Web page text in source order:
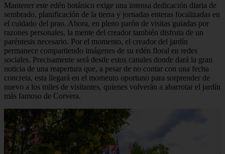
Mantener este edén botánico exige una intensa dedicación diaria de
sembrado, planificación de la tierra y jornadas enteras focalizadas en
el cuidado del prao. Ahora, en pleno parón de visitas guiadas por
razones personales, la mente del creador también disfruta de un
paréntesis necesario. Por el momento, el creador del jardín
permanece compartiendo imágenes de su edén floral en redes
sociales. Precisamente será desde estos canales donde dará la gran
noticia de una reapertura que, a pesar de no contar con una fecha
concreta, esta llegará en el momento oportuno para sorprender de
nuevo a los miles de visitantes, quienes volverán a abarrotar el jardín
más famoso de Corvera.